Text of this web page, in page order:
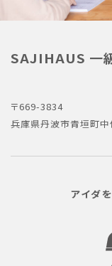
SAJIHAUS 一
〒669-3834
兵庫県丹波市青垣町
アイダを